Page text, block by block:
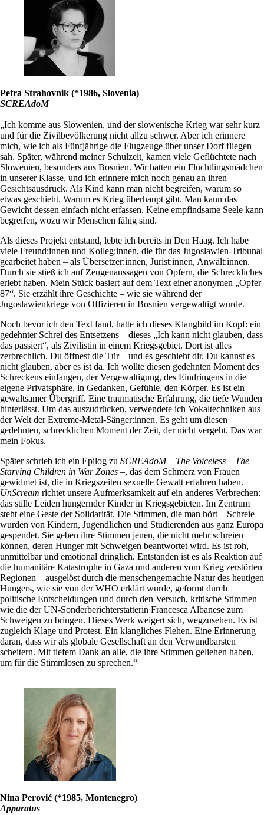
Petra Strahovnik (*1986, Slovenia)
SCREAdoM
„Ich komme aus Slowenien, und der slowenische Krieg war sehr kurz
und für die Zivilbevölkerung nicht allzu schwer. Aber ich erinnere
mich, wie ich als Fünfjährige die Flugzeuge über unser Dorf fliegen
sah. Später, während meiner Schulzeit, kamen viele Geflüchtete nach
Slowenien, besonders aus Bosnien. Wir hatten ein Flüchtlingsmädchen
in unserer Klasse, und ich erinnere mich noch genau an ihren
Gesichtsausdruck. Als Kind kann man nicht begreifen, warum so
etwas geschieht. Warum es Krieg überhaupt gibt. Man kann das
Gewicht dessen einfach nicht erfassen. Keine empfindsame Seele kann
begreifen, wozu wir Menschen fähig sind.
Als dieses Projekt entstand, lebte ich bereits in Den Haag. Ich habe
viele Freund:innen und Kolleg:innen, die für das Jugoslawien-Tribunal
gearbeitet haben – als Übersetzer:innen, Jurist:innen, Anwält:innen.
Durch sie stieß ich auf Zeugenaussagen von Opfern, die Schreckliches
erlebt haben. Mein Stück basiert auf dem Text einer anonymen „Opfer
87“. Sie erzählt ihre Geschichte – wie sie während der
Jugoslawienkriege von Offizieren in Bosnien vergewaltigt wurde.
Noch bevor ich den Text fand, hatte ich dieses Klangbild im Kopf: ein
gedehnter Schrei des Entsetzens – dieses „Ich kann nicht glauben, dass
das passiert“, als Zivilistin in einem Kriegsgebiet. Dort ist alles
zerbrechlich. Du öffnest die Tür – und es geschieht dir. Du kannst es
nicht glauben, aber es ist da. Ich wollte diesen gedehnten Moment des
Schreckens einfangen, der Vergewaltigung, des Eindringens in die
eigene Privatsphäre, in Gedanken, Gefühle, den Körper. Es ist ein
gewaltsamer Übergriff. Eine traumatische Erfahrung, die tiefe Wunden
hinterlässt. Um das auszudrücken, verwendete ich Vokaltechniken aus
der Welt der Extreme-Metal-Sänger:innen. Es geht um diesen
gedehnten, schrecklichen Moment der Zeit, der nicht vergeht. Das war
mein Fokus.
Später schrieb ich ein Epilog zu SCREAdoM– The Voiceless – The
Starving Children in War Zones –, das dem Schmerz von Frauen
gewidmet ist, die in Kriegszeiten sexuelle Gewalt erfahren haben.
UnScream richtet unsere Aufmerksamkeit auf ein anderes Verbrechen:
das stille Leiden hungernder Kinder in Kriegsgebieten. Im Zentrum
steht eine Geste der Solidarität. Die Stimmen, die man hört – Schreie –
wurden von Kindern, Jugendlichen und Studierenden aus ganz Europa
gespendet. Sie geben ihre Stimmen jenen, die nicht mehr schreien
können, deren Hunger mit Schweigen beantwortet wird. Es ist roh,
unmittelbar und emotional dringlich. Entstanden ist es als Reaktion auf
die humanitäre Katastrophe in Gaza und anderen vom Krieg zerstörten
Regionen – ausgelöst durch die menschengemachte Natur des heutigen
Hungers, wie sie von der WHO erklärt wurde, geformt durch
politische Entscheidungen und durch den Versuch, kritische Stimmen
wie die der UN-Sonderberichterstatterin Francesca Albanese zum
Schweigen zu bringen. Dieses Werk weigert sich, wegzusehen. Es ist
zugleich Klage und Protest. Ein klangliches Flehen. Eine Erinnerung
daran, dass wir als globale Gesellschaft an den Verwundbarsten
scheitern. Mit tiefem Dank an alle, die ihre Stimmen geliehen haben,
um für die Stimmlosen zu sprechen.“
Nina Perović (*1985, Montenegro)
Apparatus